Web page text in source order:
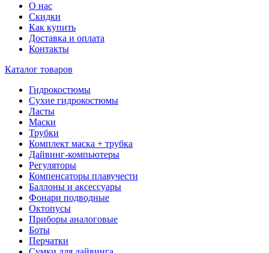
О нас
Скидки
Как купить
Доставка и оплата
Контакты
Каталог товаров
Гидрокостюмы
Сухие гидрокостюмы
Ласты
Маски
Трубки
Комплект маска + трубка
Дайвинг-компьютеры
Регуляторы
Компенсаторы плавучести
Баллоны и аксессуары
Фонари подводные
Октопусы
Приборы аналоговые
Боты
Перчатки